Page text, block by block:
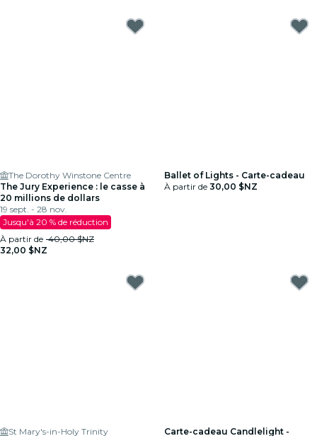
The Dorothy Winstone Centre
The Jury Experience : le casse à
20 millions de dollars
19 sept. - 28 nov.
Jusqu'à 20 % de réduction
À partir de 40,00 $NZ
32,00 $NZ
Ballet of Lights - Carte-cadeau
À partir de 30,00 $NZ
St Mary's-in-Holy Trinity
Carte-cadeau Candlelight -